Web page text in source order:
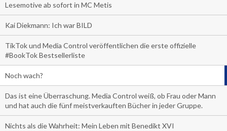
Lesemotive ab sofort in MC Metis
Kai Diekmann: Ich war BILD
TikTok und Media Control veröffentlichen die erste offizielle
#BookTok Bestsellerliste
Noch wach?
Das ist eine Überraschung. Media Control weiß, ob Frau oder Mann
und hat auch die fünf meistverkauften Bücher in jeder Gruppe.
Nichts als die Wahrheit: Mein Leben mit Benedikt XVI